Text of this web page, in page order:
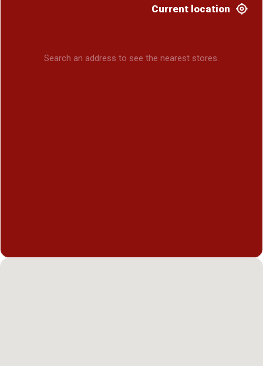
Current location
Search an address to see the nearest stores.